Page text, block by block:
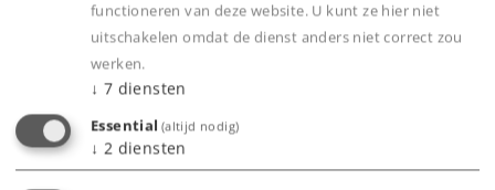
overgangsrail 2291
Product
functioneren van deze website. U kunt ze hier niet
uitschakelen omdat de dienst anders niet correct zou
werken.
↓ 7 diensten
Essential (altijd nodig)
↓ 2 diensten